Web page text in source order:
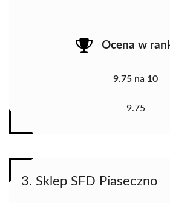
Ocena w
9.75 na 10
9.75
3. Sklep SFD Piaseczno